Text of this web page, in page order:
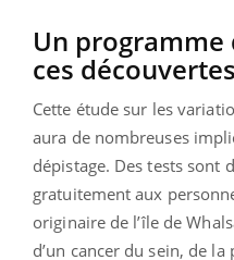
Un programme
ces
Cette étude sur les
aura de nombreuses
dépistage. Des tests sont
gratuitement aux
originaire de l’île de
d’un cancer du sein, de